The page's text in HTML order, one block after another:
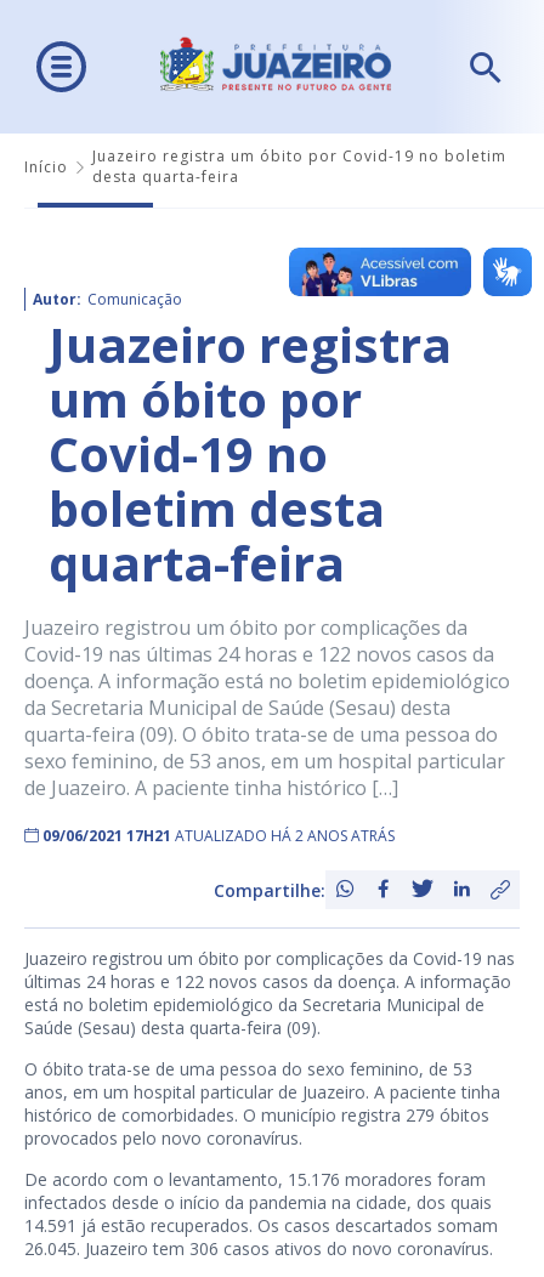
Início
Juazeiro registra um óbito por Covid-19 no boletim
desta quarta-feira
Autor: Comunicação
Juazeiro registra
um óbito por
Covid-19 no
boletim desta
quarta-feira
Juazeiro registrou um óbito por complicações da
Covid-19 nas últimas 24 horas e 122 novos casos da
doença. A informação está no boletim epidemiológico
da Secretaria Municipal de Saúde (Sesau) desta
quarta-feira (09). O óbito trata-se de uma pessoa do
sexo feminino, de 53 anos, em um hospital particular
de Juazeiro. A paciente tinha histórico […]
09/06/2021 17H21 ATUALIZADO HÁ 2 ANOS ATRÁS
Compartilhe:
Juazeiro registrou um óbito por complicações da Covid-19 nas
últimas 24 horas e 122 novos casos da doença. A informação
está no boletim epidemiológico da Secretaria Municipal de
Saúde (Sesau) desta quarta-feira (09).
O óbito trata-se de uma pessoa do sexo feminino, de 53
anos, em um hospital particular de Juazeiro. A paciente tinha
histórico de comorbidades. O município registra 279 óbitos
provocados pelo novo coronavírus.
De acordo com o levantamento, 15.176 moradores foram
infectados desde o início da pandemia na cidade, dos quais
14.591 já estão recuperados. Os casos descartados somam
26.045. Juazeiro tem 306 casos ativos do novo coronavírus.